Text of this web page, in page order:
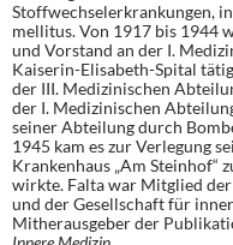
Stoffwechselerkrankungen,
mellitus. Von 1917 bis 1944
und Vorstand an der I.
Kaiserin-Elisabeth-Spital
der III. Medizinischen
der I. Medizinischen
seiner Abteilung durch
1945 kam es zur Verlegung
Krankenhaus „Am Steinhof“
wirkte. Falta war Mitglied
und der Gesellschaft für
Mitherausgeber der